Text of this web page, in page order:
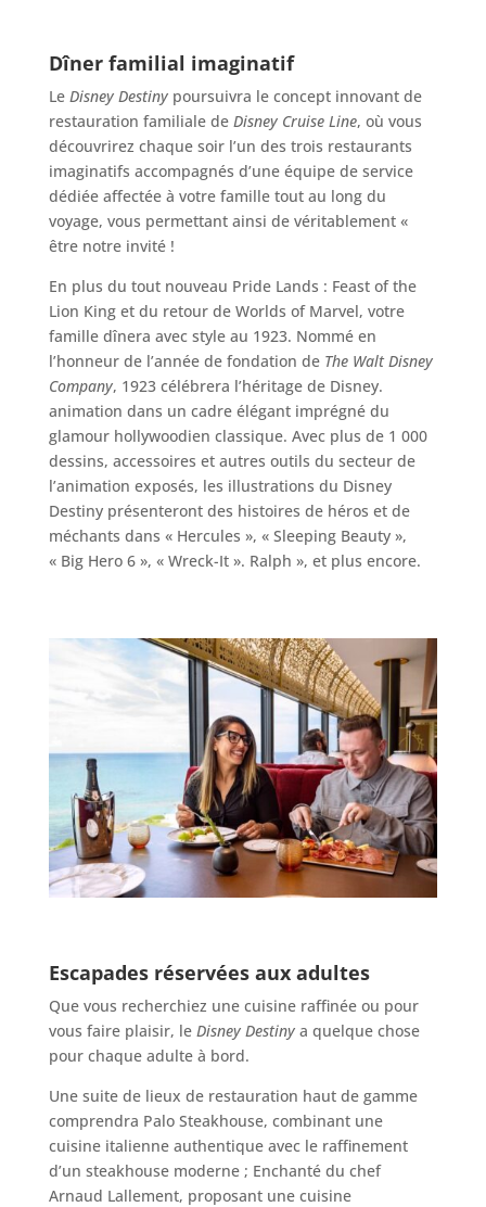
Dîner familial imaginatif
Le Disney Destinypoursuivra le concept innovant de
restauration familiale de Disney Cruise Line, où vous
découvrirez chaque soir l’un des trois restaurants
imaginatifs accompagnés d’une équipe de service
dédiée affectée à votre famille tout au long du
voyage, vous permettant ainsi de véritablement «
être notre invité !
En plus du tout nouveau Pride Lands : Feast of the
Lion King et du retour de Worlds of Marvel, votre
famille dînera avec style au 1923. Nommé en
l’honneur de l’année de fondation de The Walt Disney
Company, 1923 célébrera l’héritage de Disney.
animation dans un cadre élégant imprégné du
glamour hollywoodien classique. Avec plus de 1 000
dessins, accessoires et autres outils du secteur de
l’animation exposés, les illustrations du Disney
Destiny présenteront des histoires de héros et de
méchants dans « Hercules », « Sleeping Beauty »,
« Big Hero 6 », « Wreck-It ». Ralph », et plus encore.
Escapades réservées aux adultes
Que vous recherchiez une cuisine raffinée ou pour
vous faire plaisir, le Disney Destinya quelque chose
pour chaque adulte à bord.
Une suite de lieux de restauration haut de gamme
comprendra Palo Steakhouse, combinant une
cuisine italienne authentique avec le raffinement
d’un steakhouse moderne ; Enchanté du chef
Arnaud Lallement, proposant une cuisine